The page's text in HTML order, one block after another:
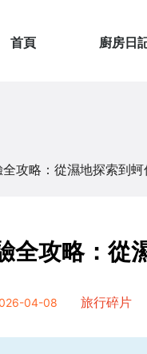
首頁 廚房日
攻略：從濕地探索到蚵
全攻略：從
04-08 旅行碎片